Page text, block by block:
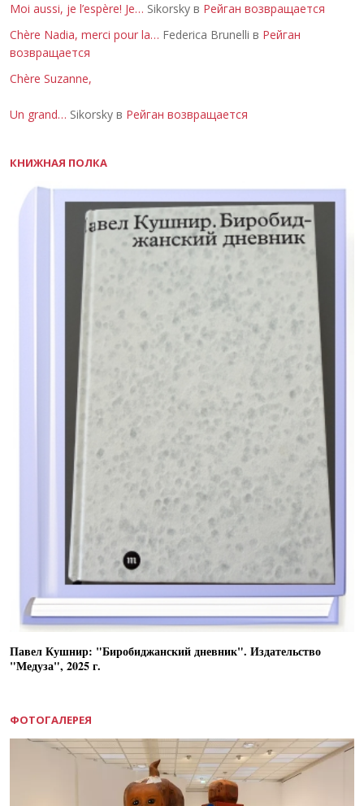
Moi aussi, je l’espère! Je… Sikorsky в Рейган возвращается
Chère Nadia, merci pour la… Federica Brunelli в Рейган
возвращается
Chère Suzanne,
Un grand… Sikorsky в Рейган возвращается
КНИЖНАЯ ПОЛКА
Павел Кушнир: "Биробиджанский дневник". Издательство
"Медуза", 2025 г.
ФОТОГАЛЕРЕЯ